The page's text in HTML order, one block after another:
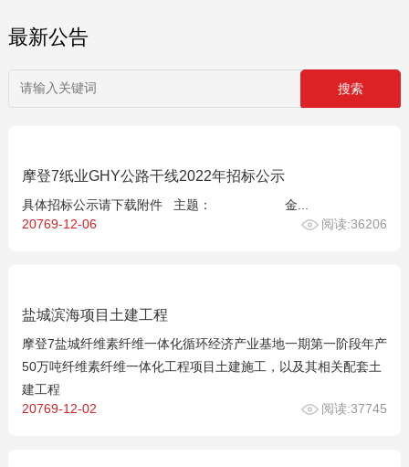
最新公告
摩登7纸业GHY公路干线2022年招标公示
具体招标公示请下载附件 主题： 金...
20769-12-06
阅读:36206
盐城滨海项目土建工程
摩登7盐城纤维素纤维一体化循环经济产业基地一期第一阶段年产
50万吨纤维素纤维一体化工程项目土建施工，以及其相关配套土
建工程
20769-12-02
阅读:37745